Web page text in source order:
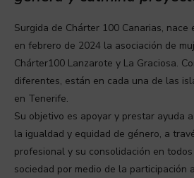
Surgida de Chárter 100 Canarias,
en febrero de 2024 la asociación de
Chárter100 Lanzarote y La Graciosa.
diferentes, están en cada una de las
en Tenerife.
Su objetivo es apoyar y prestar ayuda
la igualdad y equidad de género, a
profesional y su consolidación en
sociedad por medio de la participación